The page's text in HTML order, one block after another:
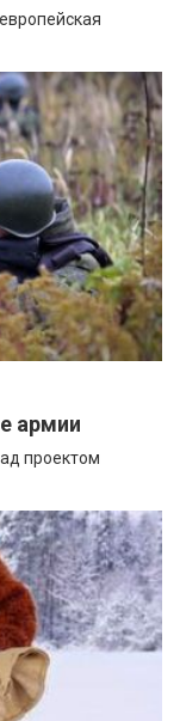
армии
проектом